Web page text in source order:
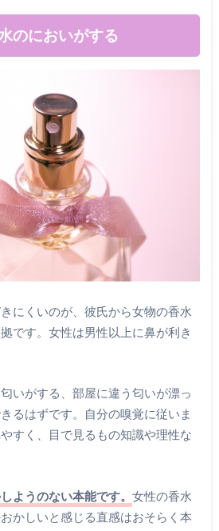
のにおいがする
にくいのが、彼氏から女物の香水
です。女性は男性以上に鼻が利き
いがする、部屋に違う匂いが漂っ
るはずです。自分の嗅覚に従いま
すく、目で見るもの知識や理性な
ようのない本能です。 女性の香水
かしいと感じる直感はおそらく本